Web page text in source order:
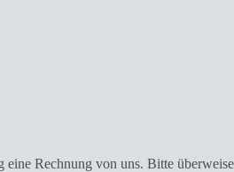
eine Rechnung von uns. Bitte